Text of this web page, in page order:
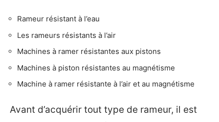
Rameur résistant à l’eau
Les rameurs résistants à l’air
Machines à ramer résistantes aux pistons
Machines à piston résistantes au magnétisme
Machine à ramer résistante à l’air et au magnétisme
Avant d’acquérir tout type de rameur, il est